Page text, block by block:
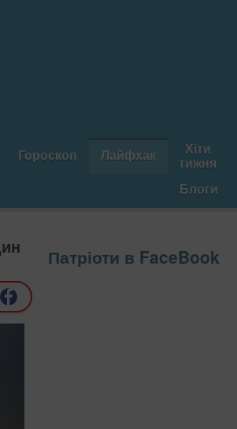
Гороскоп Лайфхак Хіти
тижня
Блоги
Патріоти в FaceBook